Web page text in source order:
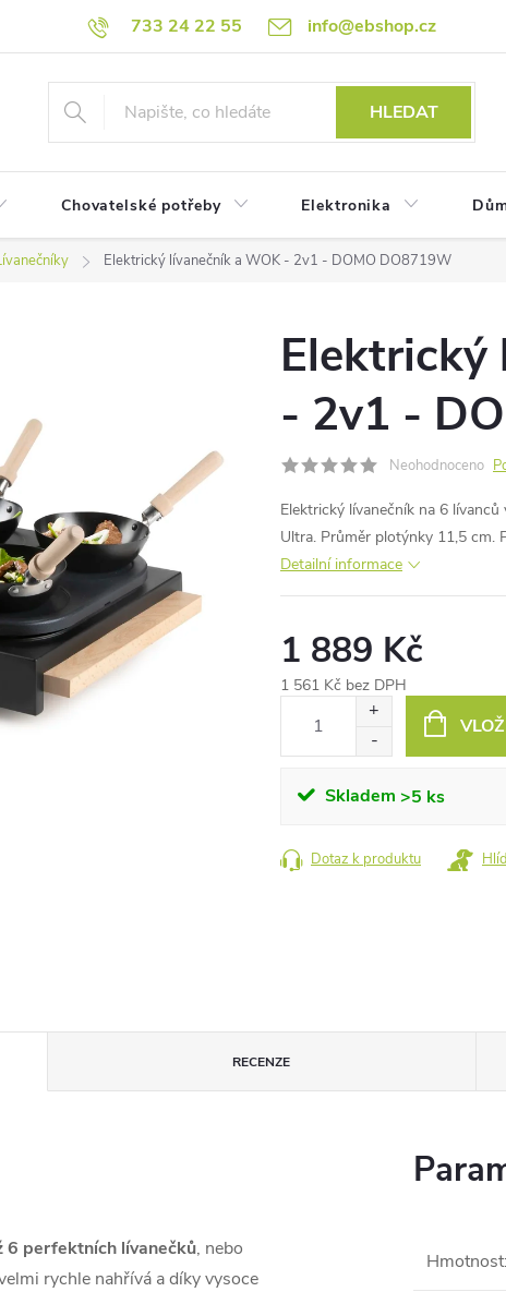
733 24 22 55 info@ebshop.cz
HLEDAT
Chovatelské potřeby Elektronika
Elektrický lívanečník a WOK - 2v1 - DOMO DO8719W
Elektrický
- 2v1 -
Neohodnoceno
Elektrický lívanečník na 6
Ultra. Průměr plotýnky 11,5 cm.
Detailní informace
Skladem >5 ks
1 889 Kč
1 561 Kč bez DPH
Dotaz k produktu
RECENZE
6 perfektních lívanečků, nebo
rychle nahřívá a díky vysoce
Hmotnost